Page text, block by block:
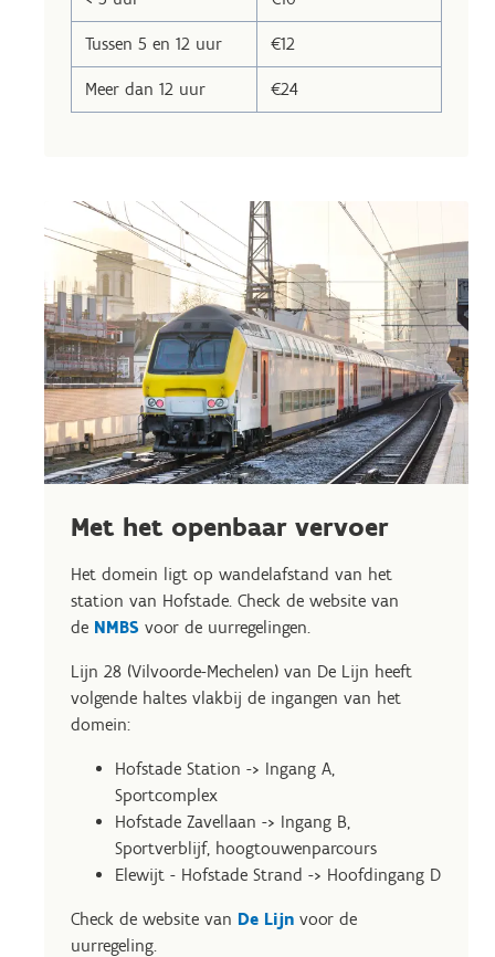
Tussen 5 en 12 uur €12
Meer dan 12 uur €24
Met het openbaar vervoer
Het domein ligt op wandelafstand van het
station van Hofstade. Check de website van
de NMBS voor de uurregelingen.
Lijn 28 (Vilvoorde-Mechelen) van De Lijn heeft
volgende haltes vlakbij de ingangen van het
domein:
Hofstade Station -> Ingang A,
Sportcomplex
Hofstade Zavellaan -> Ingang B,
Sportverblijf, hoogtouwenparcours
Elewijt - Hofstade Strand -> Hoofdingang D
Check de website van De Lijn voor de
uurregeling.